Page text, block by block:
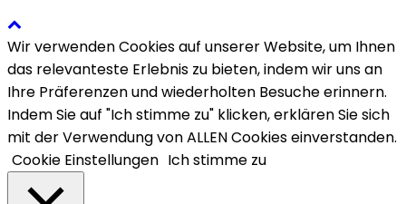
Wir verwenden Cookies auf unserer Website, um Ihnen
das relevanteste Erlebnis zu bieten, indem wir uns an
Ihre Präferenzen und wiederholten Besuche erinnern.
Indem Sie auf "Ich stimme zu" klicken, erklären Sie sich
mit der Verwendung von ALLEN Cookies einverstanden.
Cookie Einstellungen Ich stimme zu